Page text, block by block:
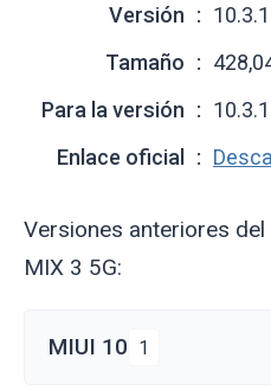
Versión
Tamaño
Para la versión
Enlace oficial
Versiones anteriores
MIX 3 5G:
MIUI 10 1